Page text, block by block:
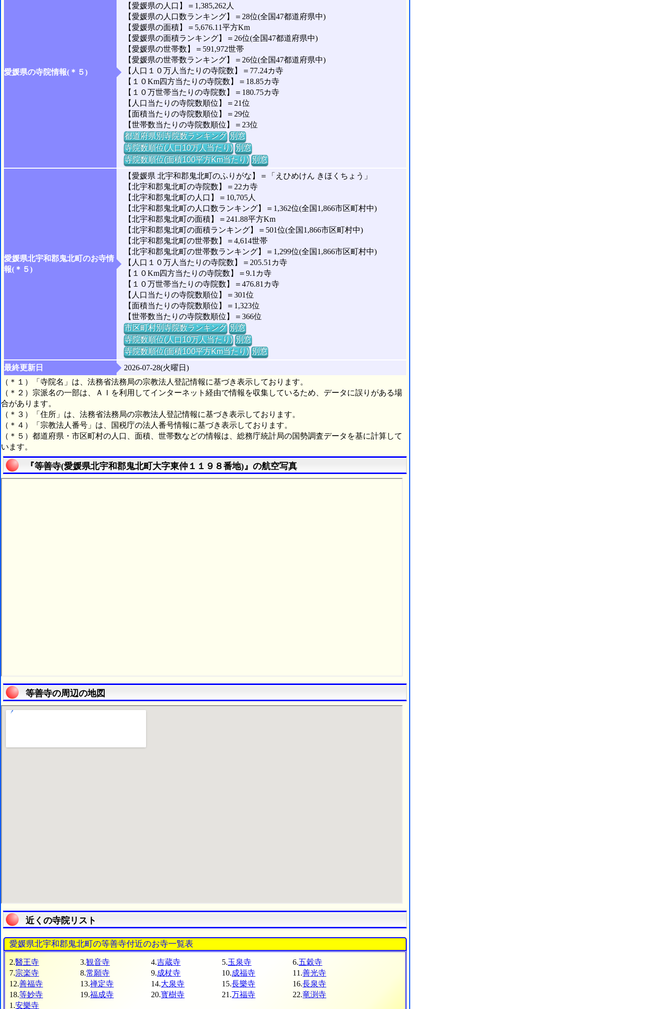
愛媛県の寺院情報(＊５)
【愛媛県の人口】＝1,385,262人
【愛媛県の人口数ランキング】＝28位(全国47都道府県中)
【愛媛県の面積】＝5,676.11平方Km
【愛媛県の面積ランキング】＝26位(全国47都道府県中)
【愛媛県の世帯数】＝591,972世帯
【愛媛県の世帯数ランキング】＝26位(全国47都道府県中)
【人口１０万人当たりの寺院数】＝77.24カ寺
【１０Km四方当たりの寺院数】＝18.85カ寺
【１０万世帯当たりの寺院数】＝180.75カ寺
【人口当たりの寺院数順位】＝21位
【面積当たりの寺院数順位】＝29位
【世帯数当たりの寺院数順位】＝23位
都道府県別寺院数ランキング 別窓
寺院数順位(人口10万人当たり) 別窓
寺院数順位(面積100平方Km当たり) 別窓
愛媛県北宇和郡鬼北町のお寺情
報(＊５)
【愛媛県 北宇和郡鬼北町のふりがな】＝「えひめけん きほくちょう」
【北宇和郡鬼北町の寺院数】＝22カ寺
【北宇和郡鬼北町の人口】＝10,705人
【北宇和郡鬼北町の人口数ランキング】＝1,362位(全国1,866市区町村中)
【北宇和郡鬼北町の面積】＝241.88平方Km
【北宇和郡鬼北町の面積ランキング】＝501位(全国1,866市区町村中)
【北宇和郡鬼北町の世帯数】＝4,614世帯
【北宇和郡鬼北町の世帯数ランキング】＝1,299位(全国1,866市区町村中)
【人口１０万人当たりの寺院数】＝205.51カ寺
【１０Km四方当たりの寺院数】＝9.1カ寺
【１０万世帯当たりの寺院数】＝476.81カ寺
【人口当たりの寺院数順位】＝301位
【面積当たりの寺院数順位】＝1,323位
【世帯数当たりの寺院数順位】＝366位
市区町村別寺院数ランキング 別窓
寺院数順位(人口10万人当たり) 別窓
寺院数順位(面積100平方Km当たり) 別窓
最終更新日
2026-07-28(火曜日)
（＊１）「寺院名」は、法務省法務局の宗教法人登記情報に基づき表示しております。
（＊２）宗派名の一部は、ＡＩを利用してインターネット経由で情報を収集しているため、データに誤りがある場
合があります。
（＊３）「住所」は、法務省法務局の宗教法人登記情報に基づき表示しております。
（＊４）「宗教法人番号」は、国税庁の法人番号情報に基づき表示しております。
（＊５）都道府県・市区町村の人口、面積、世帯数などの情報は、総務庁統計局の国勢調査データを基に計算して
います。
『等善寺(愛媛県北宇和郡鬼北町大字東仲１１９８番地)』の航空写真
等善寺の周辺の地図
近くの寺院リスト
愛媛県北宇和郡鬼北町の等善寺付近のお寺一覧表
2.醫王寺 3.観音寺 4.吉蔵寺 5.玉泉寺 6.五穀寺
7.宗楽寺 8.常願寺 9.成杖寺 10.成福寺 11.善光寺
12.善福寺 13.禅定寺 14.大泉寺 15.長樂寺 16.長泉寺
18.等妙寺 19.福成寺 20.寳樹寺 21.万福寺 22.竜渕寺
1.安樂寺